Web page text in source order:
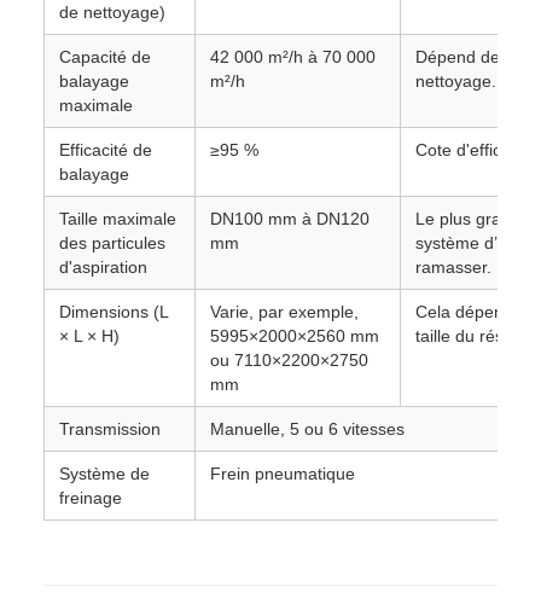
de nettoyage)
Capacité de
balayage
maximale
42 000 m²/h à 70 000
m²/h
Dépend de la
nettoyage.
Efficacité de
balayage
≥95 % Cote
Taille maximale
des particules
d'aspiration
DN100 mm à DN120
mm
Le plus grand
système
ramasser.
Dimensions (L
× L × H)
Varie, par exemple,
5995×2000×2560 mm
ou 7110×2200×2750
mm
Cela dépend
taille du
Transmission Manuelle, 5 ou 6 vitesses
Système de
freinage
Frein pneumatique